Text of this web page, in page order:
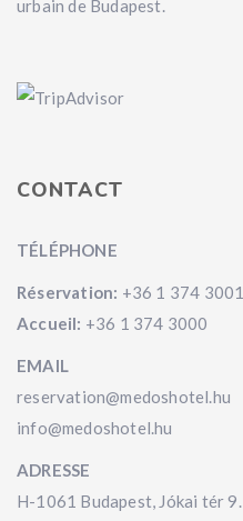
urbain de Budapest.
CONTACT
TÉLÉPHONE
Réservation: +36 1 374 3001
Accueil: +36 1 374 3000
EMAIL
reservation@medoshotel.hu
info@medoshotel.hu
ADRESSE
H-1061 Budapest, Jókai tér 9.